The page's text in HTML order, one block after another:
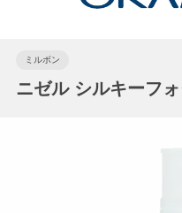
ミルボン
ニゼル シルキーフ